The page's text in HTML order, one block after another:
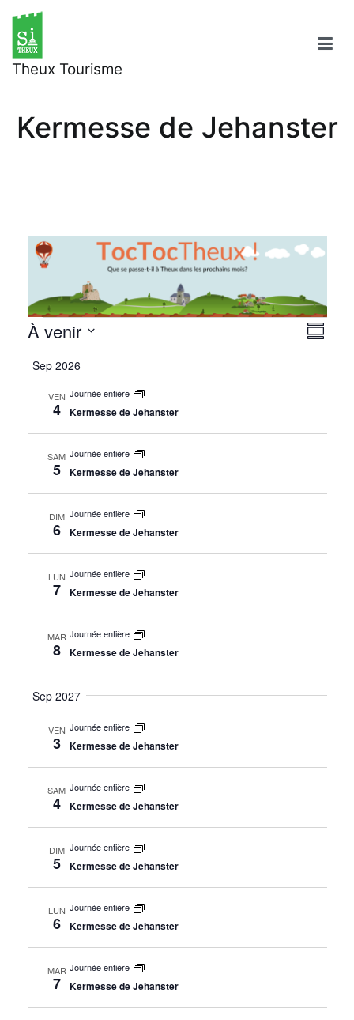
contenu
Theux Tourisme
Kermesse de Jehanster
Évènements
par
Résumé
À venir
la
date
Sep 2026
VEN
4
Journée entière
Kermesse de Jehanster
SAM
5
Journée entière
Kermesse de Jehanster
DIM
6
Journée entière
Kermesse de Jehanster
LUN
7
Journée entière
Kermesse de Jehanster
MAR
8
Journée entière
Kermesse de Jehanster
Sep 2027
VEN
3
Journée entière
Kermesse de Jehanster
SAM
4
Journée entière
Kermesse de Jehanster
DIM
5
Journée entière
Kermesse de Jehanster
LUN
6
Journée entière
Kermesse de Jehanster
MAR
7
Journée entière
Kermesse de Jehanster